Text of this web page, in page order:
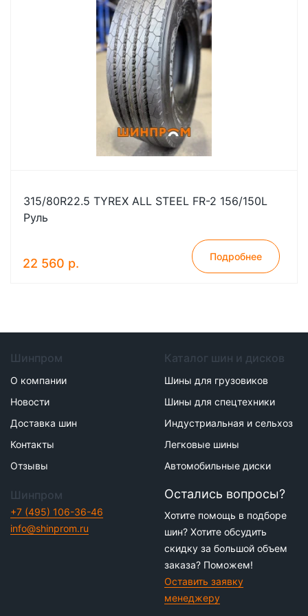
315/80R22.5 TYREX ALL STEEL FR-2 156/150L
Руль
22 560 р. Подробнее
Шинпром
О компании
Новости
Доставка шин
Контакты
Отзывы
Каталог шин и дисков
Шины для грузовиков
Шины для спецтехники
Индустриальная и сельхоз
Легковые шины
Автомобильные диски
Шинпром
+7 (495) 106-36-46
info@shinprom.ru
Остались вопросы?
Хотите помощь в подборе
шин? Хотите обсудить
скидку за большой объем
заказа? Поможем!
Оставить заявку
менеджеру